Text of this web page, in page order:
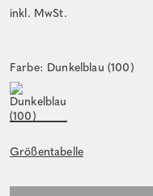
inkl. MwSt.
Farbe: Dunkelblau (100)
Größentabelle